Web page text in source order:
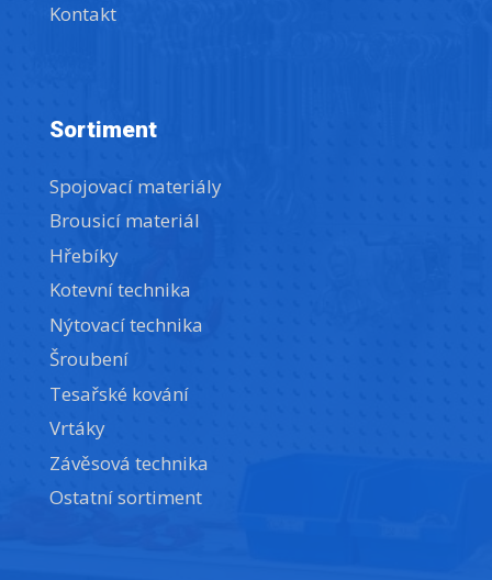
Kontakt
Sortiment
Spojovací materiály
Brousicí materiál
Hřebíky
Kotevní technika
Nýtovací technika
Šroubení
Tesařské kování
Vrtáky
Závěsová technika
Ostatní sortiment